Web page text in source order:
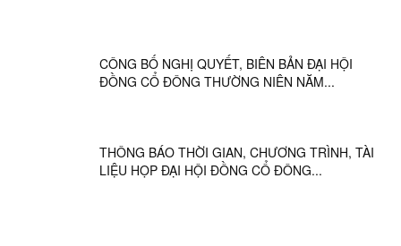
CÔNG BỐ NGHỊ QUYẾT, BIÊN BẢN ĐẠI HỘI
ĐỒNG CỔ ĐÔNG THƯỜNG NIÊN NĂM...
THÔNG BÁO THỜI GIAN, CHƯƠNG TRÌNH, TÀI
LIỆU HỌP ĐẠI HỘI ĐỒNG CỔ ĐÔNG...